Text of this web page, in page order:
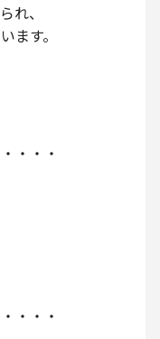
れ、
ます。
・・・
・・・